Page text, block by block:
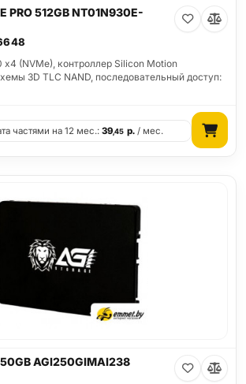
PRO 512GB NT01N930E-
x4 (NVMe), контроллер Silicon Motion
3D TLC NAND, последовательный доступ:
частями на 12 мес.:39,45 р./ мес.
AGI250GIMAI238